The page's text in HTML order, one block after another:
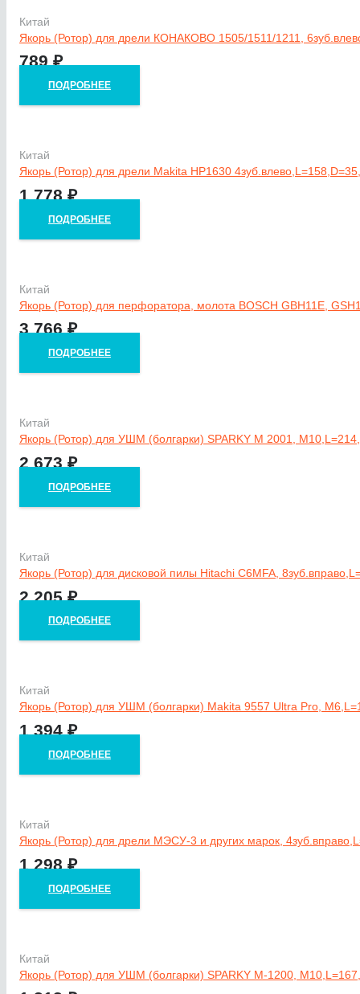
Китай
Якорь (Ротор) для дрели КОНАКОВО 1505/1511/1211,
789₽
ПОДРОБНЕЕ
Китай
Якорь (Ротор) для дрели Makita HP1630
1 778₽
ПОДРОБНЕЕ
Китай
Якорь (Ротор) для перфоратора, молота BOSCH GBH11E,
3 766₽
ПОДРОБНЕЕ
Китай
Якорь (Ротор) для УШМ (болгарки) SPARKY M 2001,
2 673₽
ПОДРОБНЕЕ
Китай
Якорь (Ротор) для дисковой пилы Hitachi C6MFA,
2 205₽
ПОДРОБНЕЕ
Китай
Якорь (Ротор) для УШМ (болгарки) Makita 9557 Ultra Pro,
1 394₽
ПОДРОБНЕЕ
Китай
Якорь (Ротор) для дрели МЭСУ-3 и других марок,
1 298₽
ПОДРОБНЕЕ
Китай
Якорь (Ротор) для УШМ (болгарки) SPARKY M-1200,